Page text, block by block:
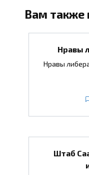
Вам также
Нравы
Нравы
Штаб